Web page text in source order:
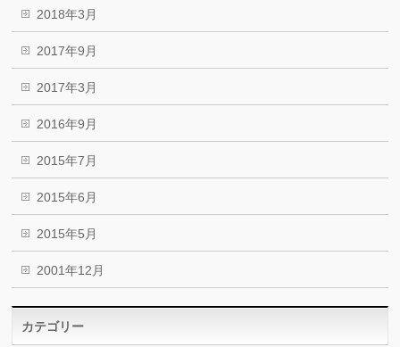
2018年3月
2017年9月
2017年3月
2016年9月
2015年7月
2015年6月
2015年5月
2001年12月
カテゴリー